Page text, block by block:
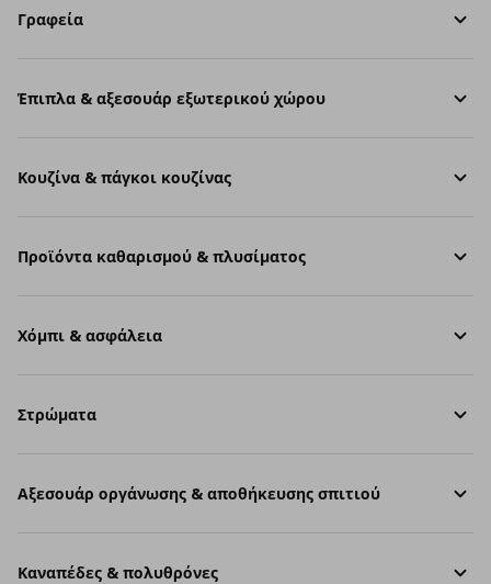
Γραφεία
Έπιπλα & αξεσουάρ εξωτερικού χώρου
Κουζίνα & πάγκοι κουζίνας
Προϊόντα καθαρισμού & πλυσίματος
Χόμπι & ασφάλεια
Στρώματα
Aξεσουάρ οργάνωσης & αποθήκευσης σπιτιού
Καναπέδες & πολυθρόνες